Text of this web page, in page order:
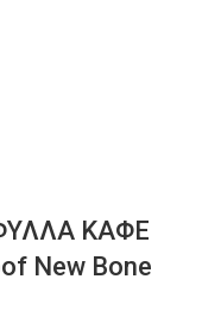
ΚΑΦΕ
New Bone